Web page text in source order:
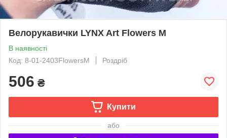
Велорукавички LYNX Art Flowers M
В наявності
Код: 8-01-2403FlowersM
Роздріб
506 ₴
Купити
або